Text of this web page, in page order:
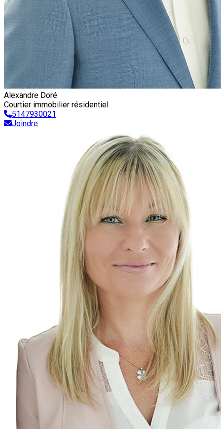
Alexandre Doré
Courtier immobilier résidentiel
5147930021
Joindre